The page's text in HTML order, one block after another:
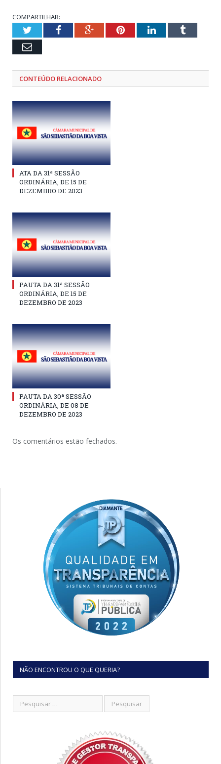
COMPARTILHAR:
TwitterFacebookGoogle+PinterestLinkedInTumblr
Email
CONTEÚDO RELACIONADO
ATA DA 31ª SESSÃO
ORDINÁRIA, DE 15 DE
DEZEMBRO DE 2023
PAUTA DA 31ª SESSÃO
ORDINÁRIA, DE 15 DE
DEZEMBRO DE 2023
PAUTA DA 30ª SESSÃO
ORDINÁRIA, DE 08 DE
DEZEMBRO DE 2023
Os comentários estão fechados.
NÃO ENCONTROU O QUE QUERIA?